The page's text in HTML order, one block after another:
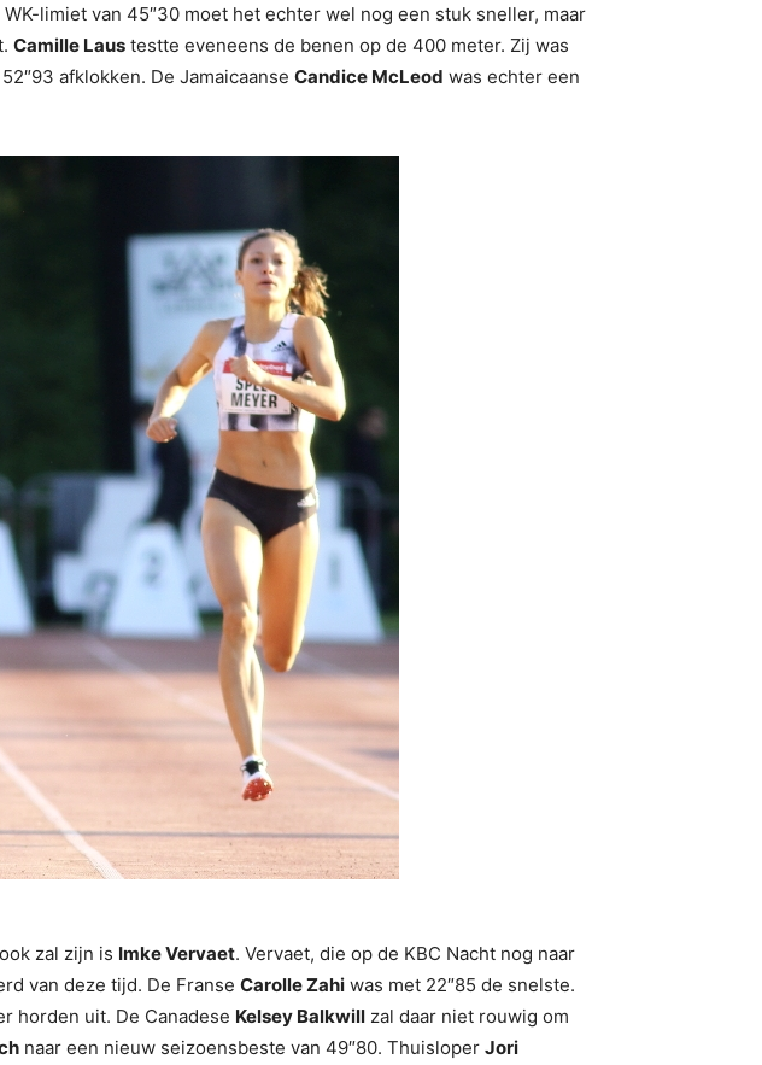
limiet van 45″30 moet het echter wel nog een stuk sneller, maar
Camille Laus testte eveneens de benen op de 400 meter. Zij was
afklokken. De Jamaicaanse Candice McLeod was echter een
zal zijn is Imke Vervaet. Vervaet, die op de KBC Nacht nog naar
van deze tijd. De Franse Carolle Zahi was met 22″85 de snelste.
horden uit. De Canadese Kelsey Balkwill zal daar niet rouwig om
naar een nieuw seizoensbeste van 49″80. Thuisloper Jori